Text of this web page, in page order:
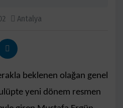
Antalya
beklenen olağan genel
yeni dönem resmen